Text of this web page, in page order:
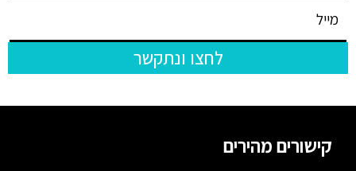
לחצו ונתקשר
קישורים מהירים